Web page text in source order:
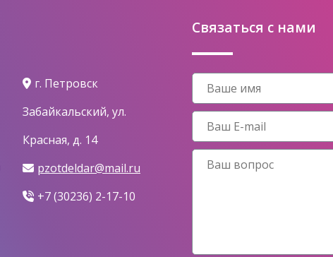
г. Петровск
Забайкальский, ул.
Красная, д. 14
pzotdeldar@mail.ru
+7 (30236) 2-17-10
Связаться с нами